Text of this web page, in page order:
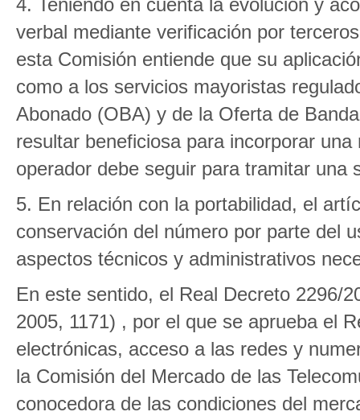
4. Teniendo en cuenta la evolución y
verbal mediante verificación por
esta Comisión entiende que su
como a los servicios mayoristas
Abonado (OBA) y de la Oferta de
resultar beneficiosa para incorporar
operador debe seguir para tramitar una
5. En relación con la portabilidad, el
conservación del número por parte del
aspectos técnicos y administrativos
En este sentido, el Real Decreto 2296/
2005, 1171) , por el que se aprueba el
electrónicas, acceso a las redes y
la Comisión del Mercado de las
conocedora de las condiciones del